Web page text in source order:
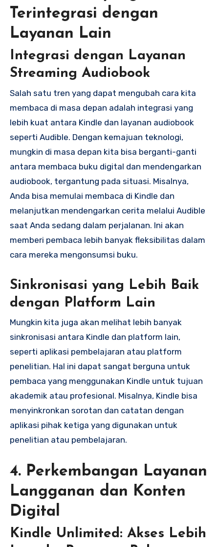
Terintegrasi dengan
Layanan Lain
Integrasi dengan Layanan
Streaming Audiobook
Salah satu tren yang dapat mengubah cara kita
membaca di masa depan adalah integrasi yang
lebih kuat antara Kindle dan layanan audiobook
seperti Audible. Dengan kemajuan teknologi,
mungkin di masa depan kita bisa berganti-ganti
antara membaca buku digital dan mendengarkan
audiobook, tergantung pada situasi. Misalnya,
Anda bisa memulai membaca di Kindle dan
melanjutkan mendengarkan cerita melalui Audible
saat Anda sedang dalam perjalanan. Ini akan
memberi pembaca lebih banyak fleksibilitas dalam
cara mereka mengonsumsi buku.
Sinkronisasi yang Lebih Baik
dengan Platform Lain
Mungkin kita juga akan melihat lebih banyak
sinkronisasi antara Kindle dan platform lain,
seperti aplikasi pembelajaran atau platform
penelitian. Hal ini dapat sangat berguna untuk
pembaca yang menggunakan Kindle untuk tujuan
akademik atau profesional. Misalnya, Kindle bisa
menyinkronkan sorotan dan catatan dengan
aplikasi pihak ketiga yang digunakan untuk
penelitian atau pembelajaran.
4. Perkembangan Layanan
Langganan dan Konten
Digital
Kindle Unlimited: Akses Lebih